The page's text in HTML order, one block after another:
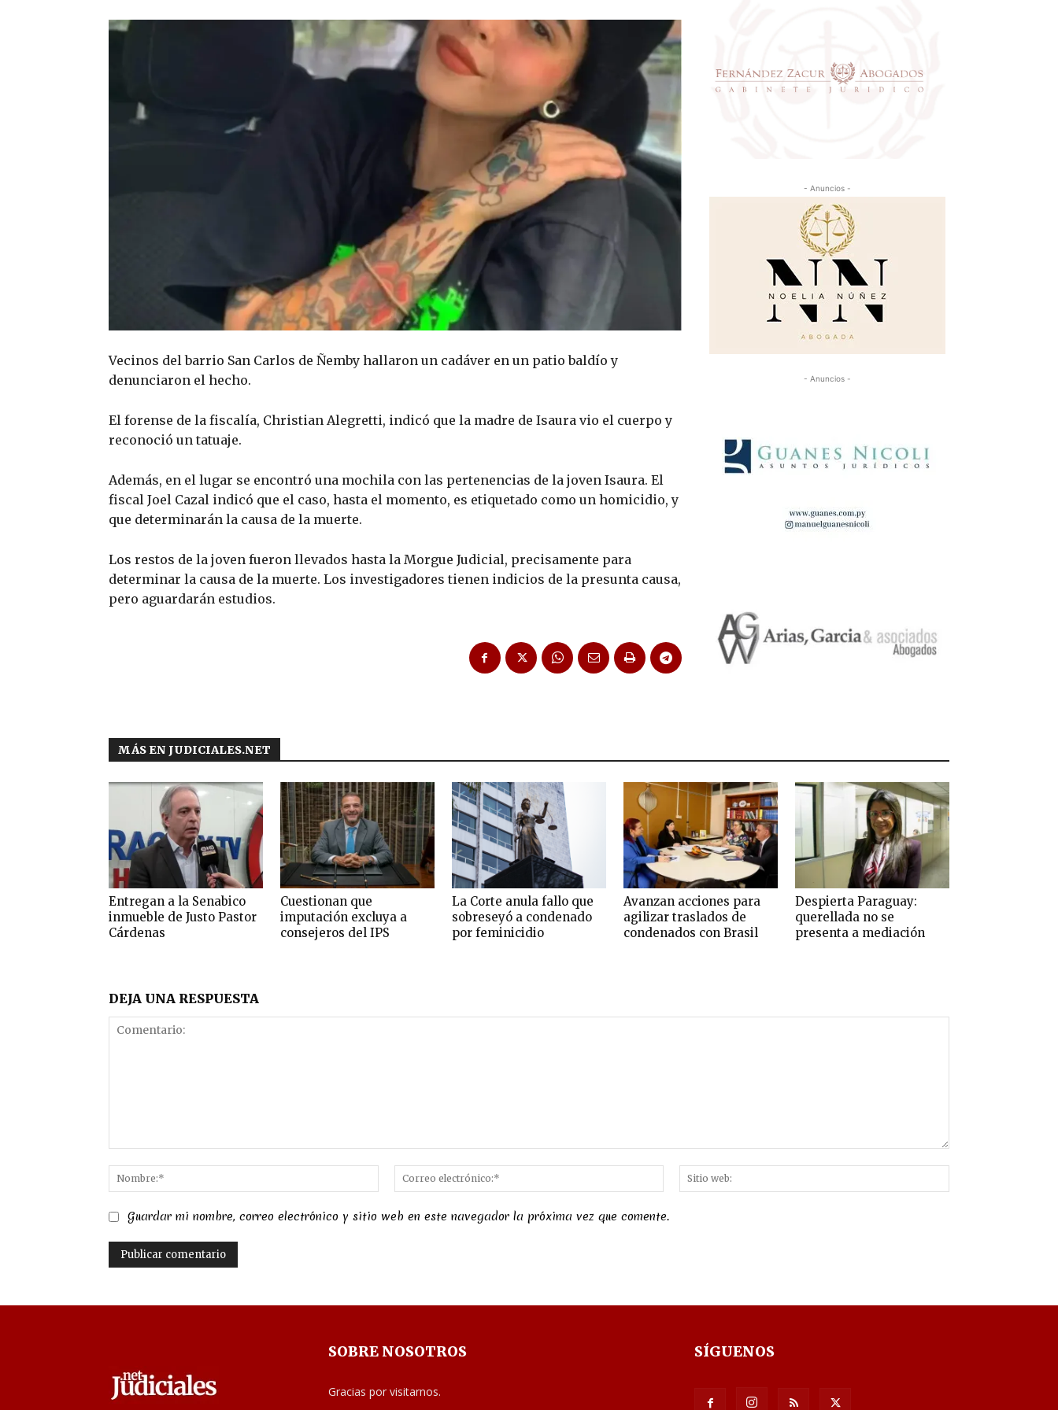
Vecinos del barrio San Carlos de Ñemby hallaron un cadáver en un patio baldío y
denunciaron el hecho.
El forense de la fiscalía, Christian Alegretti, indicó que la madre de Isaura vio el cuerpo y
reconoció un tatuaje.
Además, en el lugar se encontró una mochila con las pertenencias de la joven Isaura. El
fiscal Joel Cazal indicó que el caso, hasta el momento, es etiquetado como un homicidio, y
que determinarán la causa de la muerte.
Los restos de la joven fueron llevados hasta la Morgue Judicial, precisamente para
determinar la causa de la muerte. Los investigadores tienen indicios de la presunta causa,
pero aguardarán estudios.
- Anuncios -
- Anuncios -
MÁS EN JUDICIALES.NET
Entregan a la Senabico
inmueble de Justo Pastor
Cárdenas
Cuestionan que
imputación excluya a
consejeros del IPS
La Corte anula fallo que
sobreseyó a condenado
por feminicidio
Avanzan acciones para
agilizar traslados de
condenados con Brasil
Despierta Paraguay:
querellada no se
presenta a mediación
DEJA UNA RESPUESTA
Nombre:*
Correo
electrónico:*
web:
Guardar mi nombre, correo electrónico y sitio web en este navegador la próxima vez que comente.
SOBRE NOSOTROS
Gracias por visitarnos.
SÍGUENOS